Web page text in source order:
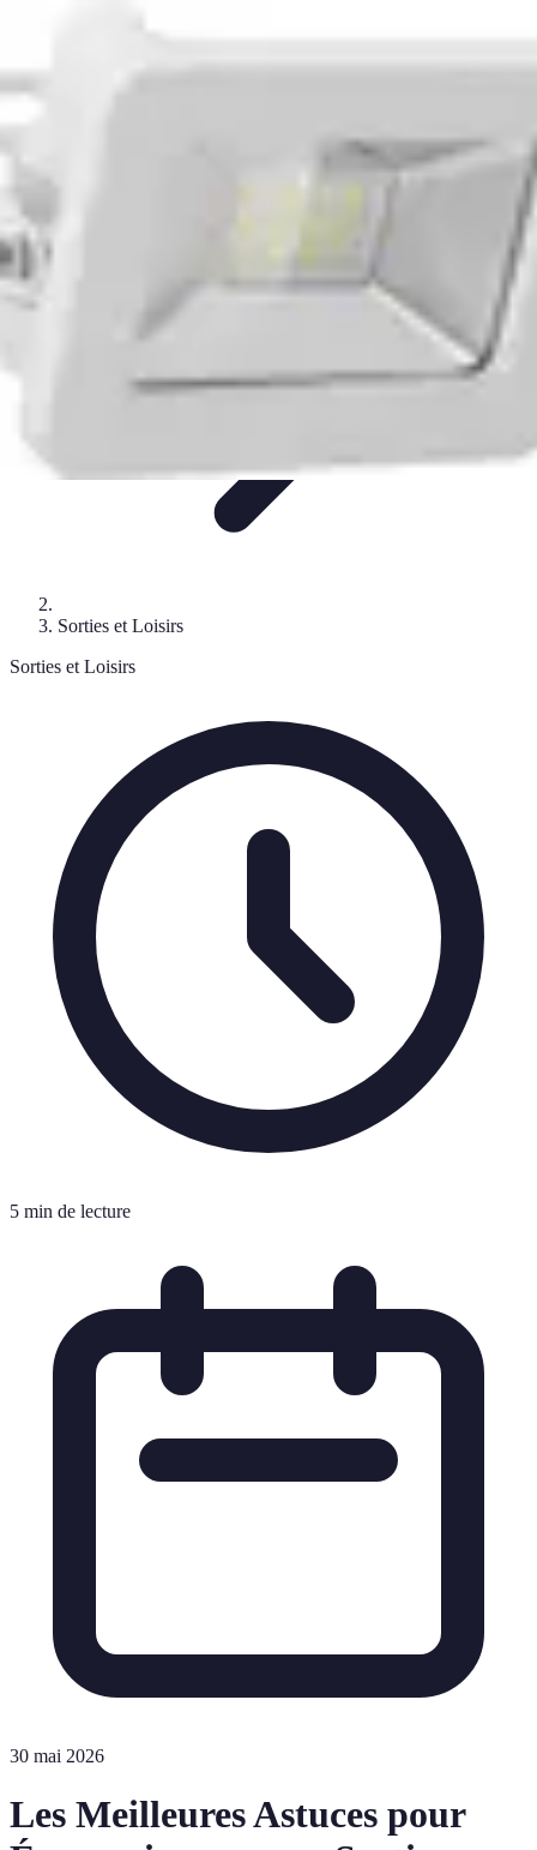
Sorties et Loisirs
Sorties et Loisirs
5 min de lecture
30 mai 2026
Les Meilleures Astuces pour